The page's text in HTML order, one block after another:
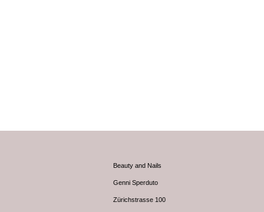
Beauty and Nails
Genni Sperduto
Zürichstrasse 100